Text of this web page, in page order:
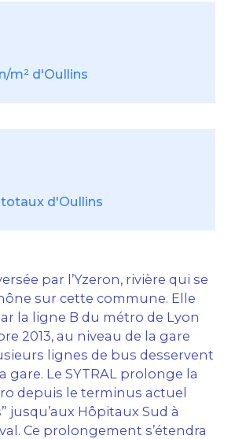
m² d'Oullins
d'Oullins
par l’Yzeron, rivière qui se
sur cette commune. Elle
la ligne B du métro de Lyon
2013, au niveau de la gare
lignes de bus desservent
gare. Le SYTRAL prolonge la
depuis le terminus actuel
jusqu’aux Hôpitaux Sud à
Ce prolongement s’étendra